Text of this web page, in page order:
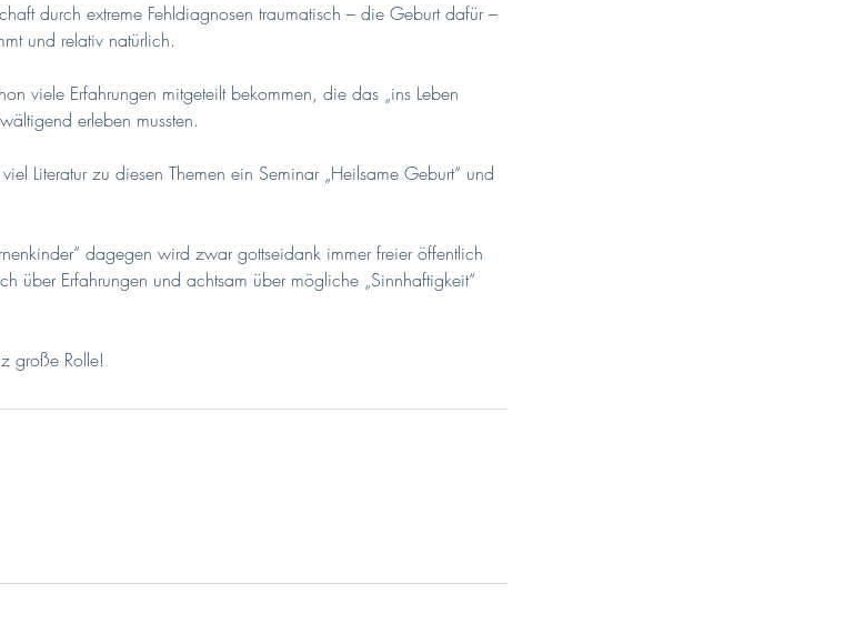
durch extreme Fehldiagnosen traumatisch – die Geburt dafür –
und relativ natürlich.
viele Erfahrungen mitgeteilt bekommen, die das „ins Leben
erleben mussten.
Literatur zu diesen Themen ein Seminar „Heilsame Geburt“ und
dagegen wird zwar gottseidank immer freier öffentlich
über Erfahrungen und achtsam über mögliche „Sinnhaftigkeit“
große Rolle!